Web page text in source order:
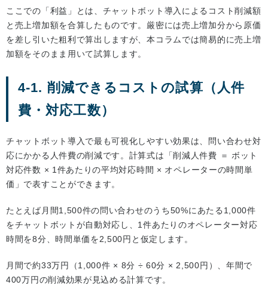
ここでの「利益」とは、チャットボット導入によるコスト削減額
と売上増加額を合算したものです。厳密には売上増加分から原価
を差し引いた粗利で算出しますが、本コラムでは簡易的に売上増
加額をそのまま用いて試算します。
4-1. 削減できるコストの試算（人件
費・対応工数）
チャットボット導入で最も可視化しやすい効果は、問い合わせ対
応にかかる人件費の削減です。計算式は「削減人件費 ＝ ボット
対応件数 × 1件あたりの平均対応時間 × オペレーターの時間単
価」で表すことができます。
たとえば月間1,500件の問い合わせのうち50%にあたる1,000件
をチャットボットが自動対応し、1件あたりのオペレーター対応
時間を8分、時間単価を2,500円と仮定します。
月間で約33万円（1,000件 × 8分 ÷ 60分 × 2,500円）、年間で
400万円の削減効果が見込める計算です。